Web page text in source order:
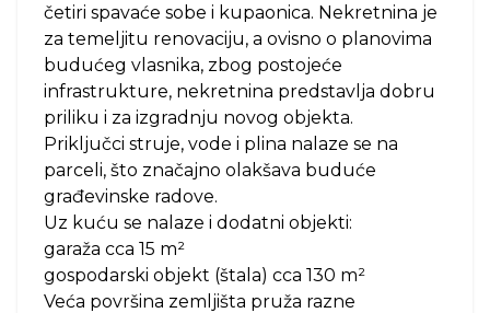
četiri spavaće sobe i kupaonica. Nekretnina je
za temeljitu renovaciju, a ovisno o planovima
budućeg vlasnika, zbog postojeće
infrastrukture, nekretnina predstavlja dobru
priliku i za izgradnju novog objekta.
Priključci struje, vode i plina nalaze se na
parceli, što značajno olakšava buduće
građevinske radove.
Uz kuću se nalaze i dodatni objekti:
garaža cca 15 m²
gospodarski objekt (štala) cca 130 m²
Veća površina zemljišta pruža razne